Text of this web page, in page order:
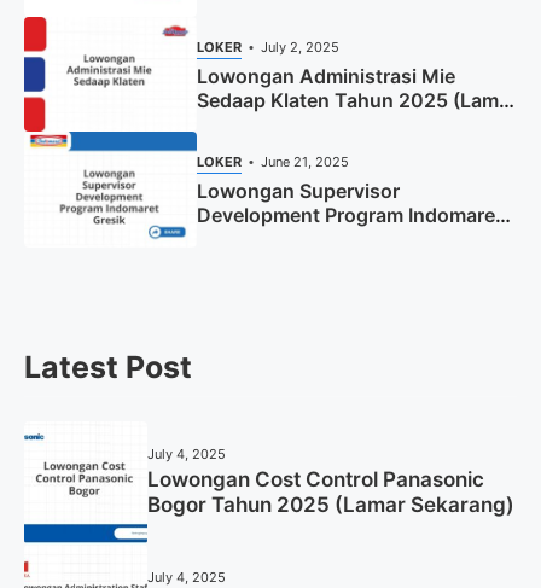
LOKER July 2, 2025
Lowongan Administrasi Mie
Sedaap Klaten Tahun 2025 (Lamar
LOKER June 21, 2025
Lowongan Supervisor
Development Program Indomaret
Latest Post
July 4, 2025
Lowongan Cost Control Panasonic
Bogor Tahun 2025 (Lamar Sekarang)
July 4, 2025